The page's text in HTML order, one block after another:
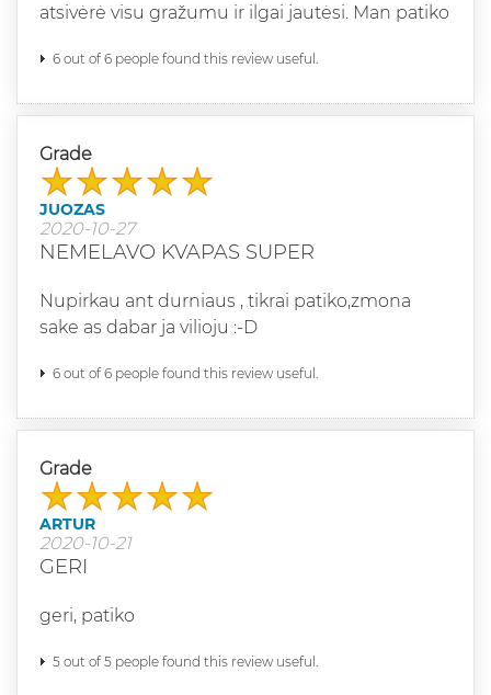
atsivėrė visu gražumu ir ilgai jautėsi. Man patiko
6 out of 6 people found this review useful.
Grade
JUOZAS
2020-10-27
NEMELAVO KVAPAS SUPER
Nupirkau ant durniaus , tikrai patiko,zmona
sake as dabar ja vilioju :-D
6 out of 6 people found this review useful.
Grade
ARTUR
2020-10-21
GERI
geri, patiko
5 out of 5 people found this review useful.